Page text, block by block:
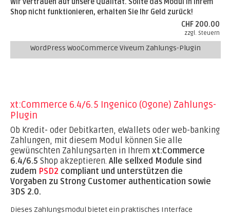
Wir vertrauen auf unsere Qualität. Sollte das Modul in Ihrem
Shop nicht funktionieren, erhalten Sie Ihr Geld zurück!
CHF 200.00
zzgl. Steuern
WordPress WooCommerce Viveum Zahlungs-Plugin
xt:Commerce 6.4/6.5 Ingenico (Ogone) Zahlungs-
Plugin
Ob Kredit- oder Debitkarten, eWallets oder web-banking
Zahlungen, mit diesem Modul können Sie alle
gewünschten Zahlungsarten in Ihrem xt:Commerce
6.4/6.5 Shop akzeptieren. Alle sellxed Module sind
zudem PSD2 compliant und unterstützen die
Vorgaben zu Strong Customer authentication sowie
3DS 2.0.
Dieses Zahlungsmodul bietet ein praktisches Interface